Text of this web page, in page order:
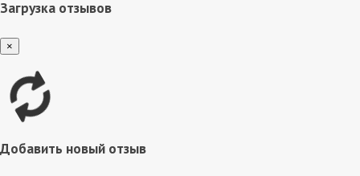
Загрузка отзывов
×
Добавить новый отзыв